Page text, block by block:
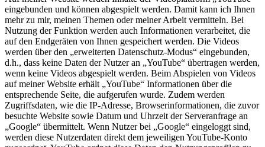
eingebunden und können abgespielt werden. Damit kann ich Ihnen
mehr zu mir, meinen Themen oder meiner Arbeit vermitteln. Bei
Nutzung der Funktion werden auch Informationen verarbeitet, die
auf den Endgeräten von Ihnen gespeichert werden. Die Videos
werden über den „erweiterten Datenschutz-Modus“ eingebunden,
d.h., dass keine Daten der Nutzer an „YouTube“ übertragen werden,
wenn keine Videos abgespielt werden. Beim Abspielen von Videos
auf meiner Website erhält „YouTube“ Informationen über die
entsprechende Seite, die aufgerufen wurde. Zudem werden
Zugriffsdaten, wie die IP-Adresse, Browserinformationen, die zuvor
besuchte Website sowie Datum und Uhrzeit der Serveranfrage an
„Google“ übermittelt. Wenn Nutzer bei „Google“ eingeloggt sind,
werden diese Nutzerdaten direkt dem jeweiligen YouTube-Konto